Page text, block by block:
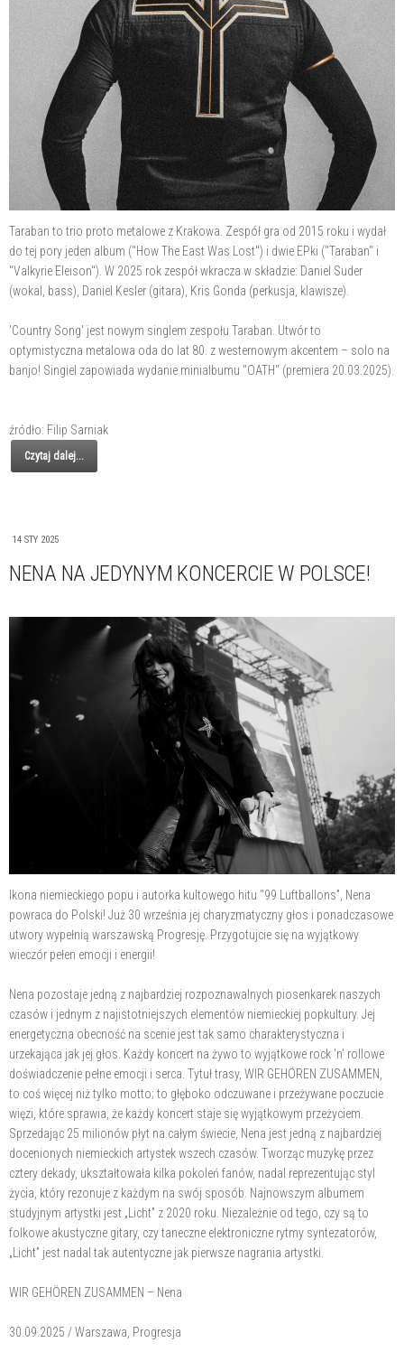
Taraban to trio proto metalowe z Krakowa. Zespół gra od 2015 roku i wydał
do tej pory jeden album ("How The East Was Lost") i dwie EPki ("Taraban" i
"Valkyrie Eleison"). W 2025 rok zespół wkracza w składzie: Daniel Suder
(wokal, bass), Daniel Kesler (gitara), Kris Gonda (perkusja, klawisze).
'Country Song' jest nowym singlem zespołu Taraban. Utwór to
optymistyczna metalowa oda do lat 80. z westernowym akcentem – solo na
banjo! Singiel zapowiada wydanie minialbumu "OATH" (premiera 20.03.2025).
źródło: Filip Sarniak
Czytaj dalej...
14 STY 2025
NENA NA JEDYNYM KONCERCIE W POLSCE!
Ikona niemieckiego popu i autorka kultowego hitu "99 Luftballons”, Nena
powraca do Polski! Już 30 września jej charyzmatyczny głos i ponadczasowe
utwory wypełnią warszawską Progresję. Przygotujcie się na wyjątkowy
wieczór pełen emocji i energii!
Nena pozostaje jedną z najbardziej rozpoznawalnych piosenkarek naszych
czasów i jednym z najistotniejszych elementów niemieckiej popkultury. Jej
energetyczna obecność na scenie jest tak samo charakterystyczna i
urzekająca jak jej głos. Każdy koncert na żywo to wyjątkowe rock 'n' rollowe
doświadczenie pełne emocji i serca. Tytuł trasy, WIR GEHÖREN ZUSAMMEN,
to coś więcej niż tylko motto; to głęboko odczuwane i przeżywane poczucie
więzi, które sprawia, że każdy koncert staje się wyjątkowym przeżyciem.
Sprzedając 25 milionów płyt na całym świecie, Nena jest jedną z najbardziej
docenionych niemieckich artystek wszech czasów. Tworząc muzykę przez
cztery dekady, ukształtowała kilka pokoleń fanów, nadal reprezentując styl
życia, który rezonuje z każdym na swój sposób. Najnowszym albumem
studyjnym artystki jest „Licht” z 2020 roku. Niezależnie od tego, czy są to
folkowe akustyczne gitary, czy taneczne elektroniczne rytmy syntezatorów,
„Licht” jest nadal tak autentyczne jak pierwsze nagrania artystki.
WIR GEHÖREN ZUSAMMEN – Nena
30.09.2025 / Warszawa, Progresja